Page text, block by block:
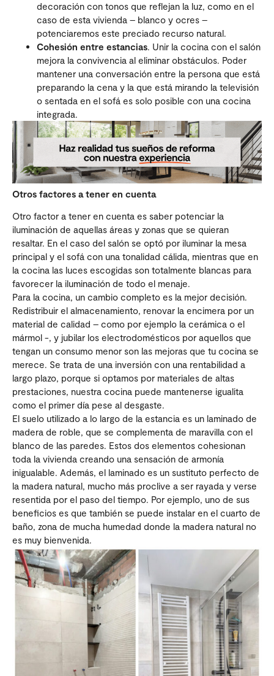
decoración con tonos que reflejan la luz, como en el
caso de esta vivienda – blanco y ocres –
potenciaremos este preciado recurso natural.
Cohesión entre estancias. Unir la cocina con el salón
mejora la convivencia al eliminar obstáculos. Poder
mantener una conversación entre la persona que está
preparando la cena y la que está mirando la televisión
o sentada en el sofá es solo posible con una cocina
integrada.
Otros factores a tener en cuenta
Otro factor a tener en cuenta es saber potenciar la
iluminación de aquellas áreas y zonas que se quieran
resaltar. En el caso del salón se optó por iluminar la mesa
principal y el sofá con una tonalidad cálida, mientras que en
la cocina las luces escogidas son totalmente blancas para
favorecer la iluminación de todo el menaje.
Para la cocina, un cambio completo es la mejor decisión.
Redistribuir el almacenamiento, renovar la encimera por un
material de calidad – como por ejemplo la cerámica o el
mármol -, y jubilar los electrodomésticos por aquellos que
tengan un consumo menor son las mejoras que tu cocina se
merece. Se trata de una inversión con una rentabilidad a
largo plazo, porque si optamos por materiales de altas
prestaciones, nuestra cocina puede mantenerse igualita
como el primer día pese al desgaste.
El suelo utilizado a lo largo de la estancia es un laminado de
madera de roble, que se complementa de maravilla con el
blanco de las paredes. Estos dos elementos cohesionan
toda la vivienda creando una sensación de armonía
inigualable. Además, el laminado es un sustituto perfecto de
la madera natural, mucho más proclive a ser rayada y verse
resentida por el paso del tiempo. Por ejemplo, uno de sus
beneficios es que también se puede instalar en el cuarto de
baño, zona de mucha humedad donde la madera natural no
es muy bienvenida.